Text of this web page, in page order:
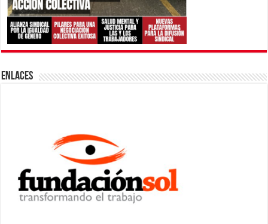
ENLACES